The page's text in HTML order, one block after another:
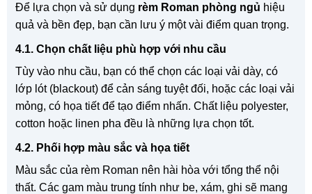
Để lựa chọn và sử dụng rèm Roman phòng ngủ hiệu
quả và bền đẹp, bạn cần lưu ý một vài điểm quan trọng.
4.1. Chọn chất liệu phù hợp với nhu cầu
Tùy vào nhu cầu, bạn có thể chọn các loại vải dày, có
lớp lót (blackout) để cản sáng tuyệt đối, hoặc các loại vải
mỏng, có họa tiết để tạo điểm nhấn. Chất liệu polyester,
cotton hoặc linen pha đều là những lựa chọn tốt.
4.2. Phối hợp màu sắc và họa tiết
Màu sắc của rèm Roman nên hài hòa với tổng thể nội
thất. Các gam màu trung tính như be, xám, ghi sẽ mang